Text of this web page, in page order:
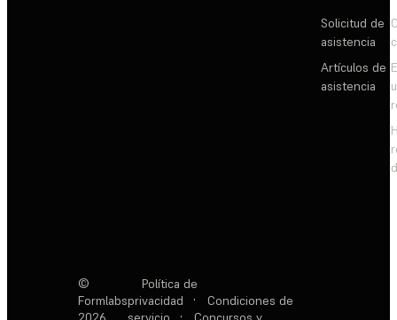
Solicitud de
asistencia
Artículos de
asistencia
©
Formlabs
Política de
privacidad
·
Condiciones de